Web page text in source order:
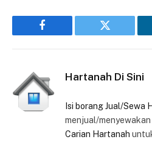
Facebook Twitter
Hartanah Di Sini
Isi borang Jual/Sewa
menjual/
Carian Hartanah